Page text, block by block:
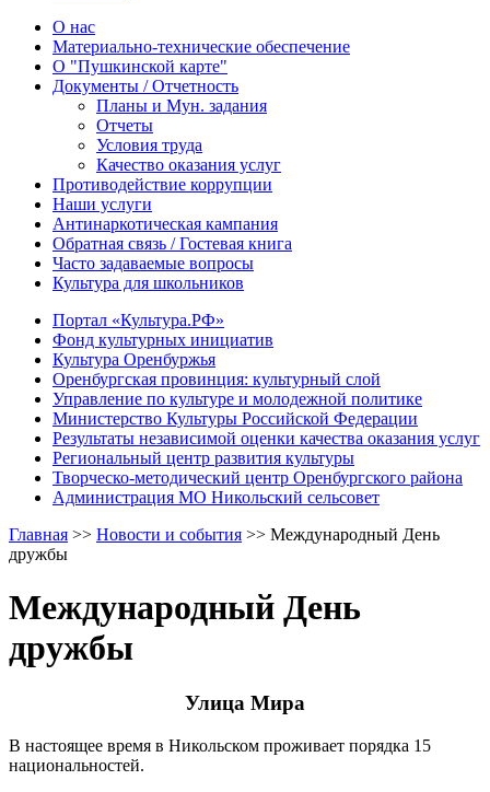
О нас
Материально-технические обеспечение
О "Пушкинской карте"
Документы / Отчетность
Планы и Мун. задания
Отчеты
Условия труда
Качество оказания услуг
Противодействие коррупции
Наши услуги
Антинаркотическая кампания
Обратная связь / Гостевая книга
Часто задаваемые вопросы
Культура для школьников
Портал «Культура.РФ»
Фонд культурных инициатив
Культура Оренбуржья
Оренбургская провинция: культурный слой
Управление по культуре и молодежной политике
Министерство Культуры Российской Федерации
Результаты независимой оценки качества оказания услуг
Региональный центр развития культуры
Творческо-методический центр Оренбургского района
Администрация МО Никольский сельсовет
Главная >> Новости и события >> Международный День
дружбы
Международный День
дружбы
Улица Мира
В настоящее время в Никольском проживает порядка 15
национальностей.